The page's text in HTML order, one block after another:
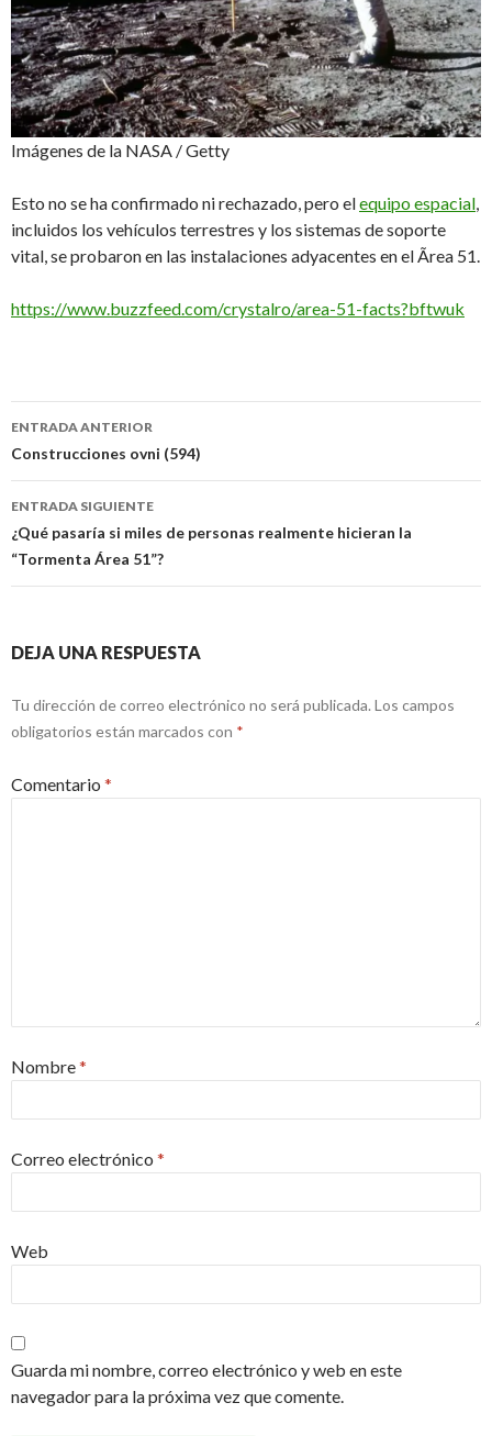
Imágenes de la NASA / Getty
Esto no se ha confirmado ni rechazado, pero elequipo espacial,
incluidos los vehículos terrestres y los sistemas de soporte
vital, se probaron en las instalaciones adyacentes en el Ãrea 51.
https://www.buzzfeed.com/crystalro/area-51-facts?bftwuk
Navegación
de
entradas
ENTRADA ANTERIOR
Construcciones ovni (594)
ENTRADA SIGUIENTE
¿Qué pasaría si miles de personas realmente hicieran la
“Tormenta Área 51”?
DEJA UNA RESPUESTA
Tu dirección de correo electrónico no será publicada. Los campos
obligatorios están marcados con *
Comentario *
Nombre*
Correo electrónico *
Web
Guarda mi nombre, correo electrónico y web en este
navegador para la próxima vez que comente.